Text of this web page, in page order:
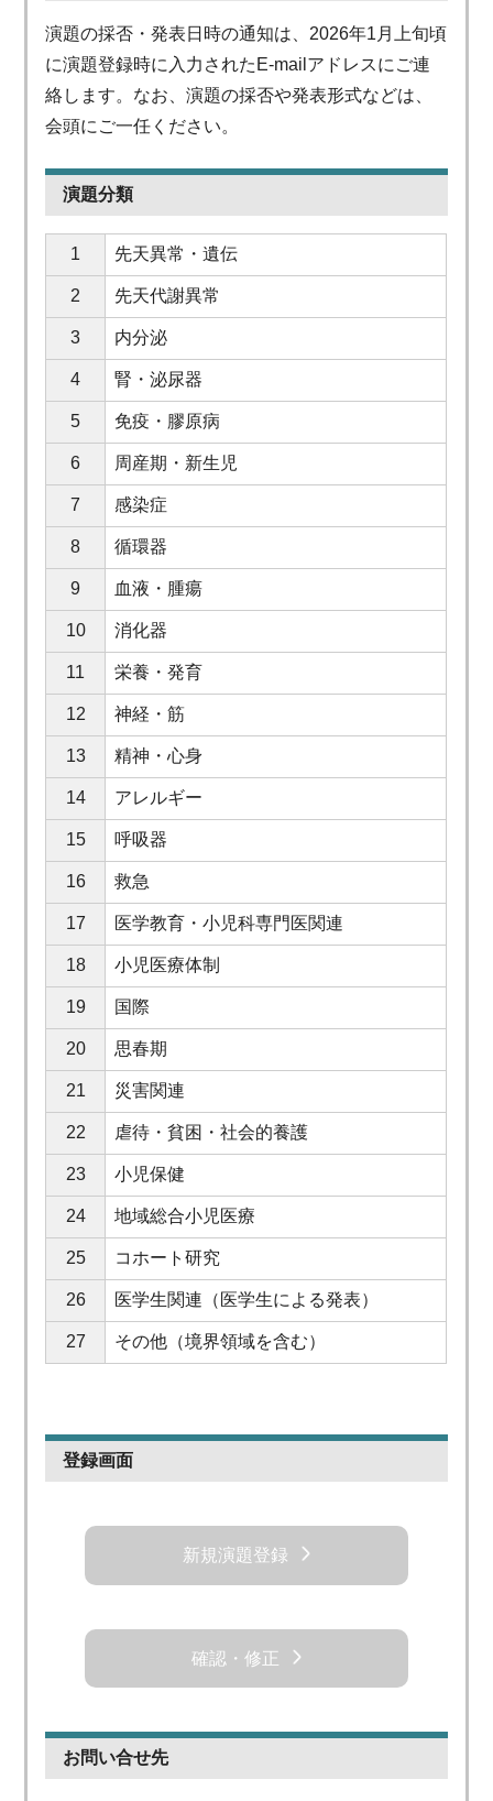
演題の採否・発表日時の通知は、2026年1月上旬頃
に演題登録時に入力されたE-mailアドレスにご連
絡します。なお、演題の採否や発表形式などは、
会頭にご一任ください。
演題分類
1 先天異常・遺伝
2 先天代謝異常
3 内分泌
4 腎・泌尿器
5 免疫・膠原病
6 周産期・新生児
7 感染症
8 循環器
9 血液・腫瘍
10 消化器
11 栄養・発育
12 神経・筋
13 精神・心身
14 アレルギー
15 呼吸器
16 救急
17 医学教育・小児科専門医関連
18 小児医療体制
19 国際
20 思春期
21 災害関連
22 虐待・貧困・社会的養護
23 小児保健
24 地域総合小児医療
25 コホート研究
26 医学生関連（医学生による発表）
27 その他（境界領域を含む）
登録画面
新規演題登録
確認・修正
お問い合せ先